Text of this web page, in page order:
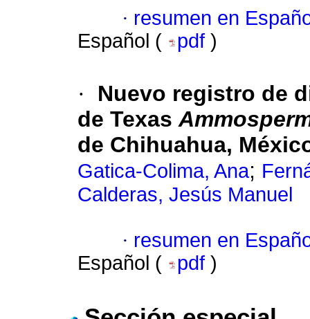
· resumen en
Español (
pdf )
·
Nuevo registro de
de Texas
de Chihuahua,
Gatica-Colima, Ana;
Calderas, Jesús Manuel
· resumen en
Español (
pdf )